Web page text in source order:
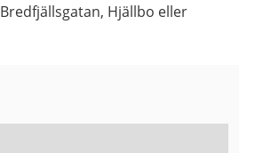
Bredfjällsgatan, Hjällbo eller